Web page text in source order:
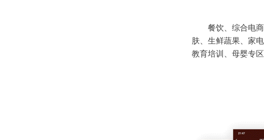
餐饮、综合电
肤、生鲜蔬果、家
教育培训、母婴专